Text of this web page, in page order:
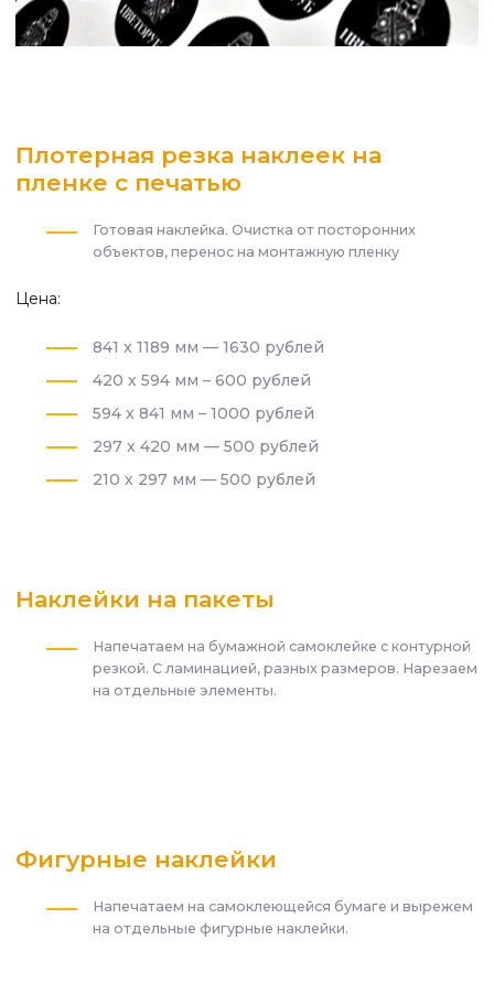
Плотерная резка наклеек на
пленке с печатью
Готовая наклейка. Очистка от посторонних
объектов, перенос на монтажную пленку
Цена:
841 х 1189 мм — 1630 рублей
420 х 594 мм – 600 рублей
594 х 841 мм – 1000 рублей
297 х 420 мм — 500 рублей
210 х 297 мм — 500 рублей
Наклейки на пакеты
Напечатаем на бумажной самоклейке с контурной
резкой. С ламинацией, разных размеров. Нарезаем
на отдельные элементы.
Фигурные наклейки
Напечатаем на самоклеющейся бумаге и вырежем
на отдельные фигурные наклейки.